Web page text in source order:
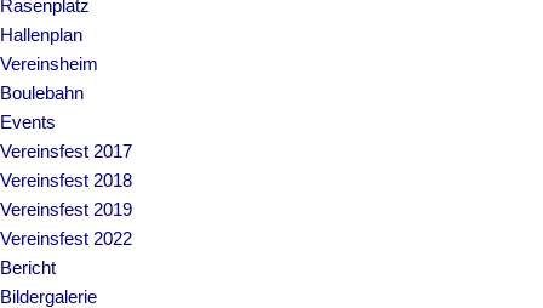
Rasenplatz
Hallenplan
Vereinsheim
Boulebahn
Events
Vereinsfest 2017
Vereinsfest 2018
Vereinsfest 2019
Vereinsfest 2022
Bericht
Bildergalerie